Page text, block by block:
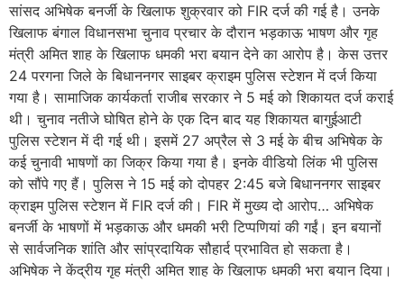
सांसद अभिषेक बनर्जी के खिलाफ शुक्रवार को FIR दर्ज की गई है। उनके
खिलाफ बंगाल विधानसभा चुनाव प्रचार के दौरान भड़काऊ भाषण और गृह
मंत्री अमित शाह के खिलाफ धमकी भरा बयान देने का आरोप है। केस उत्तर
24 परगना जिले के बिधाननगर साइबर क्राइम पुलिस स्टेशन में दर्ज किया
गया है। सामाजिक कार्यकर्ता राजीब सरकार ने 5 मई को शिकायत दर्ज कराई
थी। चुनाव नतीजे घोषित होने के एक दिन बाद यह शिकायत बागुईआटी
पुलिस स्टेशन में दी गई थी। इसमें 27 अप्रैल से 3 मई के बीच अभिषेक के
कई चुनावी भाषणों का जिक्र किया गया है। इनके वीडियो लिंक भी पुलिस
को सौंपे गए हैं। पुलिस ने 15 मई को दोपहर 2:45 बजे बिधाननगर साइबर
क्राइम पुलिस स्टेशन में FIR दर्ज की। FIR में मुख्य दो आरोप… अभिषेक
बनर्जी के भाषणों में भड़काऊ और धमकी भरी टिप्पणियां की गईं। इन बयानों
से सार्वजनिक शांति और सांप्रदायिक सौहार्द प्रभावित हो सकता है।
अभिषेक ने केंद्रीय गृह मंत्री अमित शाह के खिलाफ धमकी भरा बयान दिया।